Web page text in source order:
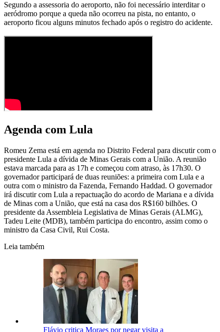
Segundo a assessoria do aeroporto, não foi necessário interditar o
aeródromo porque a queda não ocorreu na pista, no entanto, o
aeroporto ficou alguns minutos fechado após o registro do acidente.
Agenda com Lula
Romeu Zema está em agenda no Distrito Federal para discutir com o
presidente Lula a dívida de Minas Gerais com a União. A reunião
estava marcada para as 17h e começou com atraso, às 17h30. O
governador participará de duas reuniões: a primeira com Lula e a
outra com o ministro da Fazenda, Fernando Haddad. O governador
irá discutir com Lula a repactuação do acordo de Mariana e a dívida
de Minas com a União, que está na casa dos R$160 bilhões. O
presidente da Assembleia Legislativa de Minas Gerais (ALMG),
Tadeu Leite (MDB), também participa do encontro, assim como o
ministro da Casa Civil, Rui Costa.
Leia também
Flávio critica Moraes por negar visita a